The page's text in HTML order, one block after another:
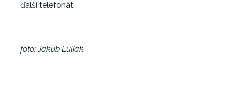
ďalší telefonát.
foto: Jakub Luliak